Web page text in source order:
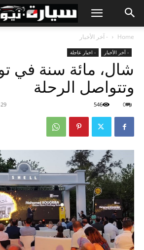
Home - آخر الأخبار
- آخر الأخبار - اخبار عاجلة
شال، مائة سنة في
وتتواصل الرحلة
0
546